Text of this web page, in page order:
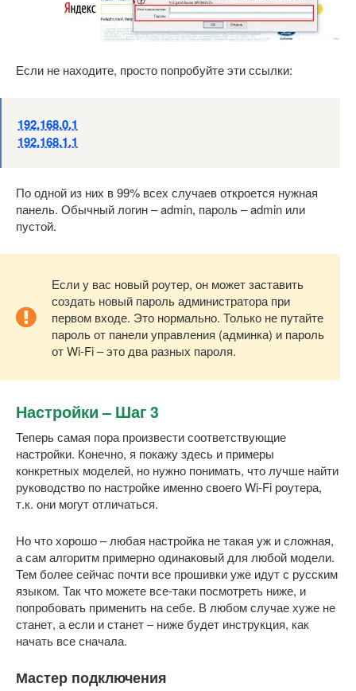
Если не находите, просто попробуйте эти ссылки:
192.168.0.1
192.168.1.1
По одной из них в 99% всех случаев откроется нужная
панель. Обычный логин – admin, пароль – admin или
пустой.
Если у вас новый роутер, он может заставить
создать новый пароль администратора при
первом входе. Это нормально. Только не путайте
пароль от панели управления (админка) и пароль
от Wi-Fi – это два разных пароля.
Настройки – Шаг 3
Теперь самая пора произвести соответствующие
настройки. Конечно, я покажу здесь и примеры
конкретных моделей, но нужно понимать, что лучше найти
руководство по настройке именно своего Wi-Fi роутера,
т.к. они могут отличаться.
Но что хорошо – любая настройка не такая уж и сложная,
а сам алгоритм примерно одинаковый для любой модели.
Тем более сейчас почти все прошивки уже идут с русским
языком. Так что можете все-таки посмотреть ниже, и
попробовать применить на себе. В любом случае хуже не
станет, а если и станет – ниже будет инструкция, как
начать все сначала.
Мастер подключения